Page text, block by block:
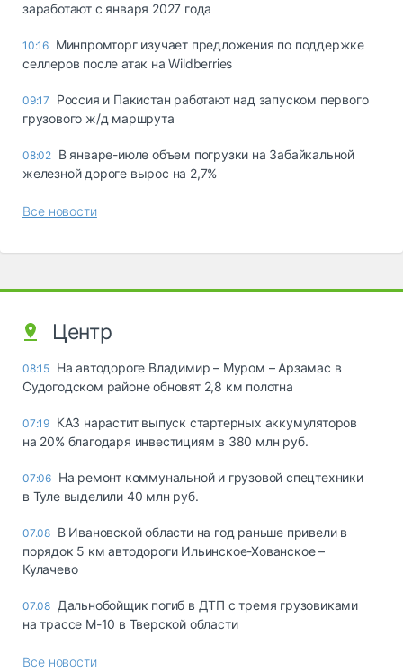
заработают с января 2027 года
10:16 Минпромторг изучает предложения по поддержке
селлеров после атак на Wildberries
09:17
Россия и Пакистан работают над запуском первого
грузового ж/д маршрута
08:02 В январе-июле объем погрузки на Забайкальной
железной дороге вырос на 2,7%
Все новости
Центр
08:15 На автодороге Владимир – Муром – Арзамас в
Судогодском районе обновят 2,8 км полотна
07:19 КАЗ нарастит выпуск стартерных аккумуляторов
на 20% благодаря инвестициям в 380 млн руб.
07:06 На ремонт коммунальной и грузовой спецтехники
в Туле выделили 40 млн руб.
07.08 В Ивановской области на год раньше привели в
порядок 5 км автодороги Ильинское-Хованское –
Кулачево
07.08 Дальнобойщик погиб в ДТП с тремя грузовиками
на трассе М-10 в Тверской области
Все новости